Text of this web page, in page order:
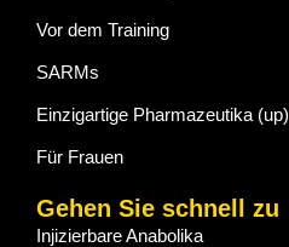
Vor dem Training
SARMs
Einzigartige Pharmazeutika (up)
Für Frauen
Gehen Sie schnell zu
Injizierbare Anabolika